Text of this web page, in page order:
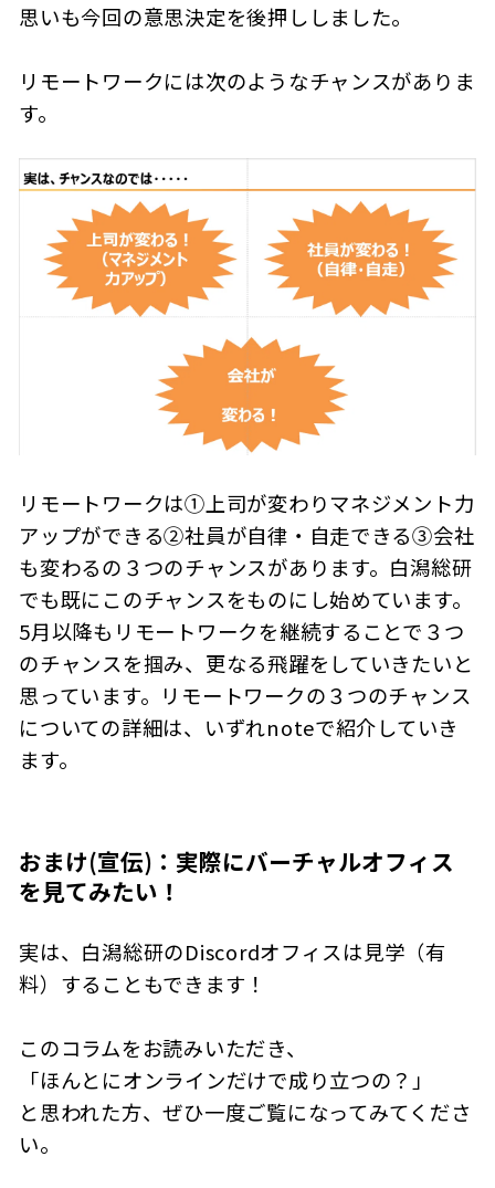
思いも今回の意思決定を後押ししました。
リモートワークには次のようなチャンスがありま
す。
リモートワークは①上司が変わりマネジメント力
アップができる②社員が自律・自走できる③会社
も変わるの３つのチャンスがあります。白潟総研
でも既にこのチャンスをものにし始めています。
5月以降もリモートワークを継続することで３つ
のチャンスを掴み、更なる飛躍をしていきたいと
思っています。リモートワークの３つのチャンス
についての詳細は、いずれnoteで紹介していき
ます。
おまけ(宣伝)：実際にバーチャルオフィス
を見てみたい！
実は、白潟総研のDiscordオフィスは見学（有
料）することもできます！
このコラムをお読みいただき、
「ほんとにオンラインだけで成り立つの？」
と思われた方、ぜひ一度ご覧になってみてくださ
い。